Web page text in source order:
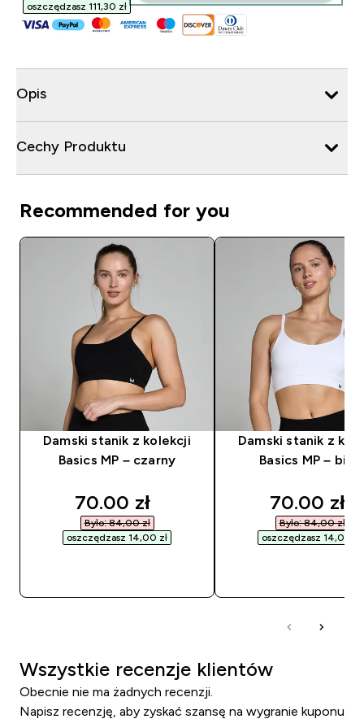
oszczędzasz 111,30 zł‎
Opis
Cechy Produktu
Recommended for you
Damski stanik z kolekcji
Basics MP – czarny
discounted price
70.00 zł‎
Było: 84,00 zł‎
oszczędzasz 14,00 zł‎
Damski stanik z
Basics MP – biały
70.00 zł‎
Było: 84,00 zł‎
oszczędzasz 14,00 zł‎
Wszystkie recenzje klientów
Obecnie nie ma żadnych recenzji.
Napisz recenzję, aby zyskać szansę na wygranie kuponu